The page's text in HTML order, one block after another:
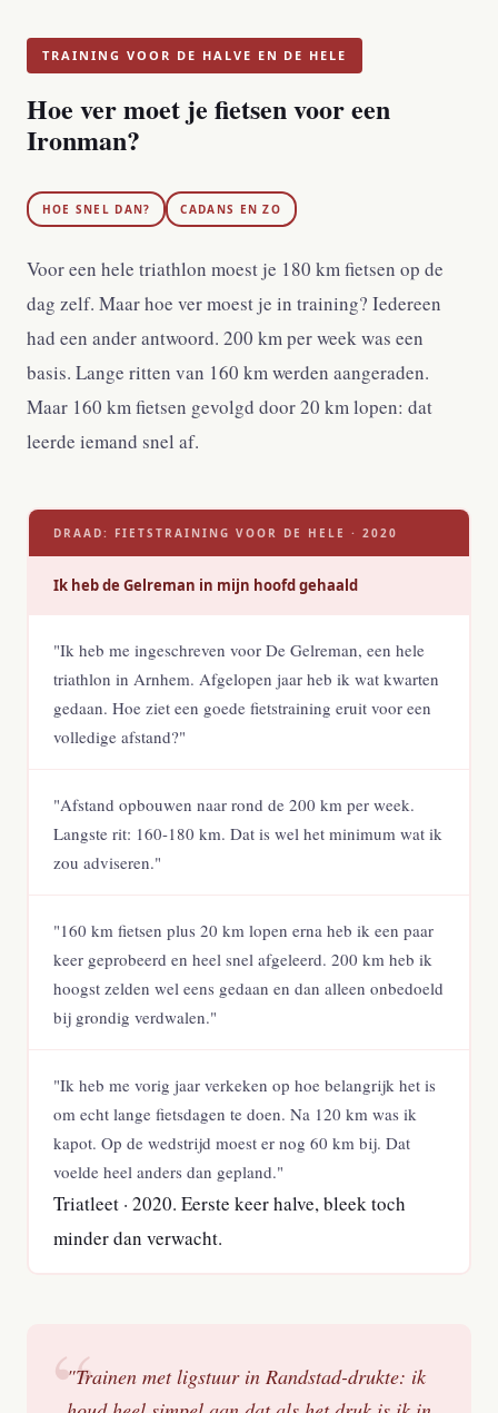
TRAINING VOOR DE HALVE EN DE HELE
Hoe ver moet je fietsen voor een
Ironman?
HOE SNEL DAN? CADANS EN ZO
Voor een hele triathlon moest je 180 km fietsen op de
dag zelf. Maar hoe ver moest je in training? Iedereen
had een ander antwoord. 200 km per week was een
basis. Lange ritten van 160 km werden aangeraden.
Maar 160 km fietsen gevolgd door 20 km lopen: dat
leerde iemand snel af.
DRAAD: FIETSTRAINING VOOR DE HELE · 2020
Ik heb de Gelreman in mijn hoofd gehaald
"Ik heb me ingeschreven voor De Gelreman, een hele
triathlon in Arnhem. Afgelopen jaar heb ik wat kwarten
gedaan. Hoe ziet een goede fietstraining eruit voor een
volledige afstand?"
"Afstand opbouwen naar rond de 200 km per week.
Langste rit: 160-180 km. Dat is wel het minimum wat ik
zou adviseren."
"160 km fietsen plus 20 km lopen erna heb ik een paar
keer geprobeerd en heel snel afgeleerd. 200 km heb ik
hoogst zelden wel eens gedaan en dan alleen onbedoeld
bij grondig verdwalen."
"Ik heb me vorig jaar verkeken op hoe belangrijk het is
om echt lange fietsdagen te doen. Na 120 km was ik
kapot. Op de wedstrijd moest er nog 60 km bij. Dat
voelde heel anders dan gepland."
Triatleet · 2020. Eerste keer halve, bleek toch
minder dan verwacht.
"Trainen met ligstuur in Randstad-drukte: ik